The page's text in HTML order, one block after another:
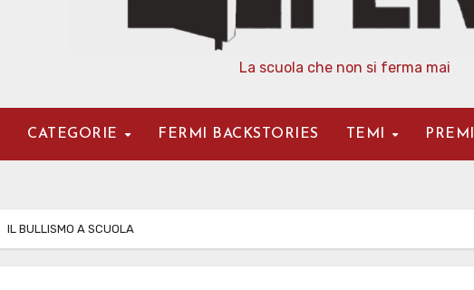
La scuola che non si ferma mai
CATEGORIE FERMI BACKSTORIES TEMI PREMI
IL BULLISMO A SCUOLA